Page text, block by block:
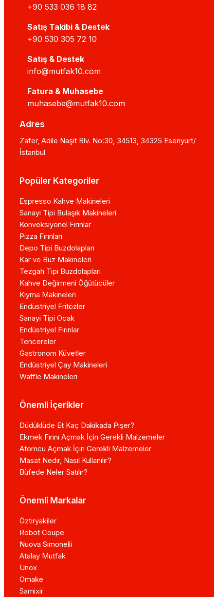
+90 533 036 18 82
Satış Takibi & Destek
+90 530 305 72 10
Satış & Destek
info@mutfak10.com
Fatura & Muhasebe
muhasebe@mutfak10.com
Adres
Zafer, Adile Naşit Blv. No:30, 34513, 34325 Esenyurt/
İstanbul
Popüler Kategoriler
Espresso Kahve Makineleri
Sanayi Tipi Bulaşık Makineleri
Konveksiyonel Fırınlar
Pizza Fırınları
Depo Tipi Buzdolapları
Kar ve Buz Makineleri
Tezgah Tipi Buzdolapları
Kahve Değirmeni Öğütücüler
Kıyma Makineleri
Endüstriyel Fritözler
Sanayi Tipi Ocak
Endüstriyel Fırınlar
Tencereler
Gastronom Küvetler
Endüstriyel Çay Makineleri
Waffle Makineleri
Önemli İçerikler
Düdüklüde Et Kaç Dakikada Pişer?
Ekmek Fırını Açmak İçin Gerekli Malzemeler
Atomcu Açmak İçin Gerekli Malzemeler
Masat Nedir, Nasıl Kullanılır?
Büfede Neler Satılır?
Önemli Markalar
Öztiryakiler
Robot Coupe
Nuova Simonelli
Atalay Mutfak
Unox
Omake
Samixir